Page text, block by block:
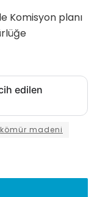
Komisyon planı
edilen
kömür madeni